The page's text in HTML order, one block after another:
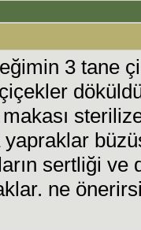
3 tane
sertliği
ne